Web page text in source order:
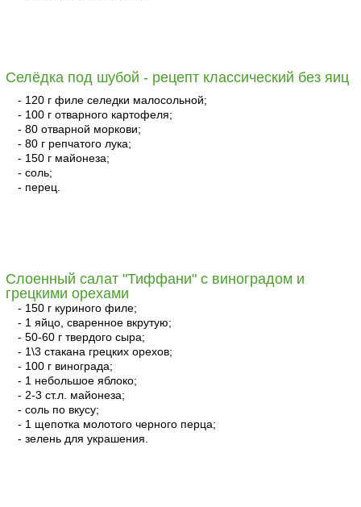
Селёдка под шубой - рецепт классический без яиц
- 120 г филе селедки малосольной;
- 100 г отварного картофеля;
- 80 отварной моркови;
- 80 г репчатого лука;
- 150 г майонеза;
- соль;
- перец.
Слоенный салат "Тиффани" с виноградом и
грецкими орехами
- 150 г куриного филе;
- 1 яйцо, сваренное вкрутую;
- 50-60 г твердого сыра;
- 1\3 стакана грецких орехов;
- 100 г винограда;
- 1 небольшое яблоко;
- 2-3 ст.л. майонеза;
- соль по вкусу;
- 1 щепотка молотого черного перца;
- зелень для украшения.